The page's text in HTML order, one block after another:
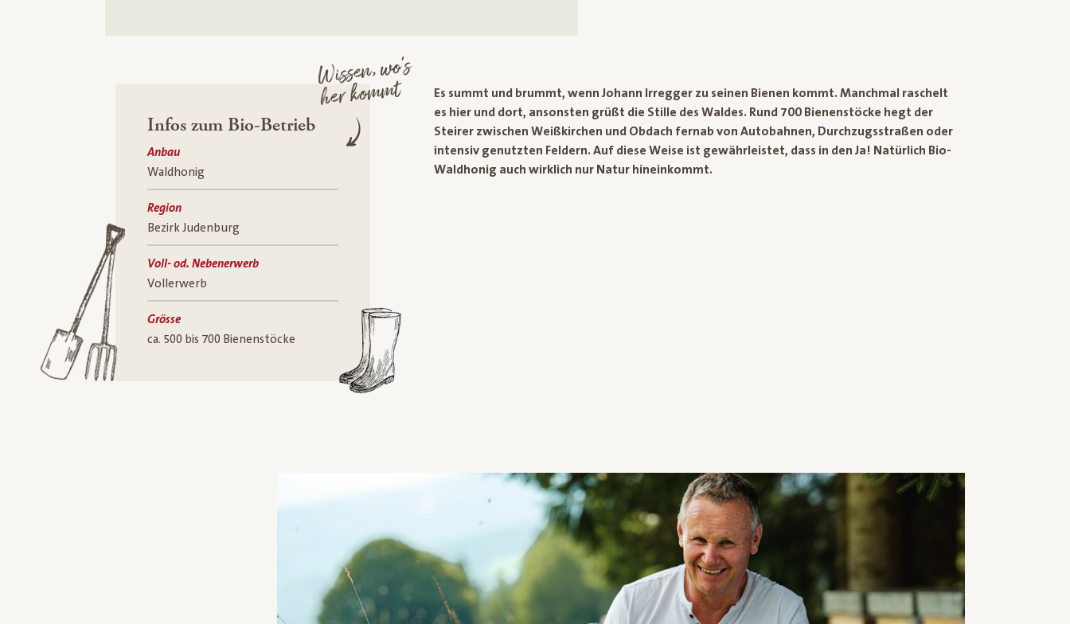
Wissen, wo’s
her kommt
Infos zum Bio-Betrieb
Anbau
Waldhonig
Region
Bezirk Judenburg
Voll- od. Nebenerwerb
Vollerwerb
Grösse
ca. 500 bis 700 Bienenstöcke
Es summt und brummt, wenn Johann Irregger zu seinen Bienen kommt. Manchmal raschelt
es hier und dort, ansonsten grüßt die Stille des Waldes. Rund 700 Bienenstöcke hegt der
Steirer zwischen Weißkirchen und Obdach fernab von Autobahnen, Durchzugsstraßen oder
intensiv genutzten Feldern. Auf diese Weise ist gewährleistet, dass in den Ja! Natürlich Bio-
Waldhonig auch wirklich nur Natur hineinkommt.